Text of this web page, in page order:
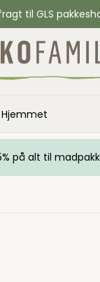
til GLS
Hjemmet
15% på alt til